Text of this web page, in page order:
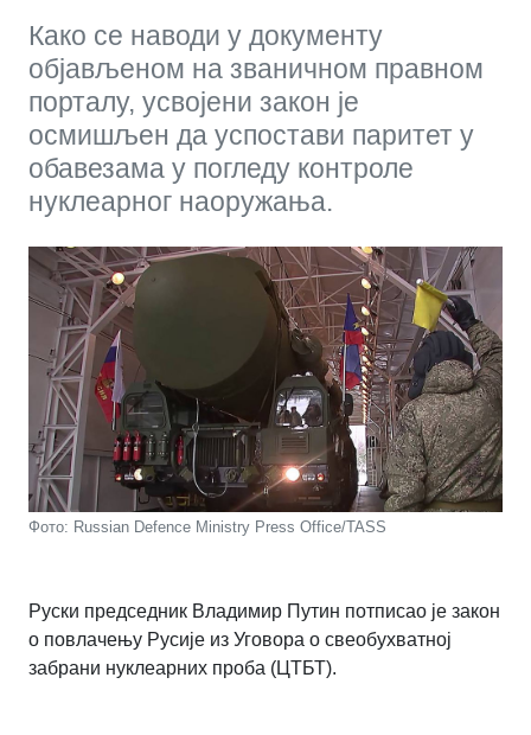
Како се наводи у документу
објављеном на званичном правном
порталу, усвојени закон је
осмишљен да успостави паритет у
обавезама у погледу контроле
нуклеарног наоружања.
Фото: Russian Defence Ministry Press Office/TASS
Руски председник Владимир Путин потписао је закон
о повлачењу Русије из Уговора о свеобухватној
забрани нуклеарних проба (ЦТБТ).